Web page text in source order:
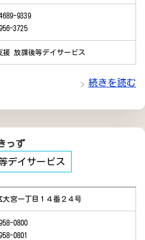
9339
3725
援 放課後等デイサービス
続きを読む
っず
デイサービス
大宮一丁目１４番２４号
0800
0801